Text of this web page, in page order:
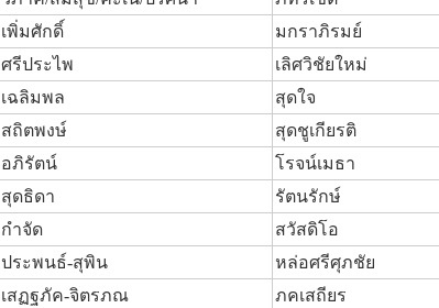
เพิ่มศักดิ์ มกราภิรมย์
ศรีประไพ เลิศวิชัยใหม่
เฉลิมพล สุดใจ
สถิตพงษ์ สุดชูเกียรติ
อภิรัตน์ โรจน์เมธา
สุดธิดา รัตนรักษ์
กำจัด สวัสดิโอ
ประพนธ์-สุพิน หล่อศรีศุภชัย
เสฏฐภัค-จิตรภณ ภคเสถียร